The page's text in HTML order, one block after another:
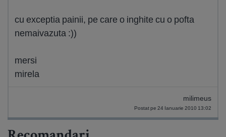
cu exceptia painii, pe care o inghite cu o pofta
nemaivazuta :))
mersi
mirela
milimeus
Postat pe 24 Ianuarie 2010 13:02